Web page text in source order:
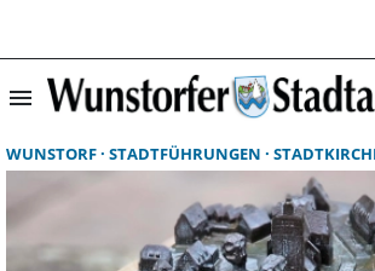
menu
WUNSTORF STADTFÜHRUNGEN